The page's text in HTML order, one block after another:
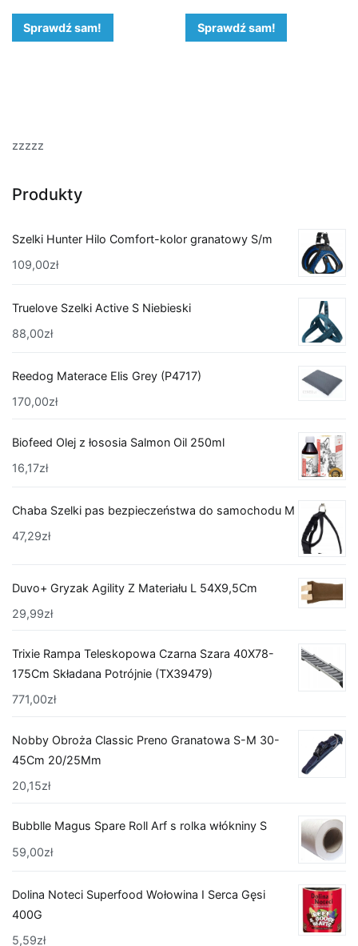
Sprawdź sam! Sprawdź sam!
zzzzz
Produkty
Szelki Hunter Hilo Comfort-kolor granatowy S/m
109,00zł
Truelove Szelki Active S Niebieski
88,00zł
Reedog Materace Elis Grey (P4717)
170,00zł
Biofeed Olej z łososia Salmon Oil 250ml
16,17zł
Chaba Szelki pas bezpieczeństwa do samochodu M
47,29zł
Duvo+ Gryzak Agility Z Materiału L 54X9,5Cm
29,99zł
Trixie Rampa Teleskopowa Czarna Szara 40X78-
175Cm Składana Potrójnie (TX39479)
771,00zł
Nobby Obroża Classic Preno Granatowa S-M 30-
45Cm 20/25Mm
20,15zł
Bubblle Magus Spare Roll Arf s rolka włókniny S
59,00zł
Dolina Noteci Superfood Wołowina I Serca Gęsi
400G
5,59zł